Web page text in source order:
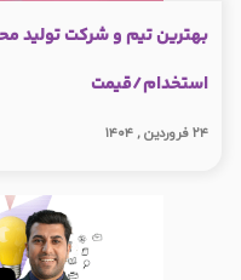
بهترین تیم و شرکت تولید
استخدام/قیمت
۲۴ فروردین , ۱۴۰۴